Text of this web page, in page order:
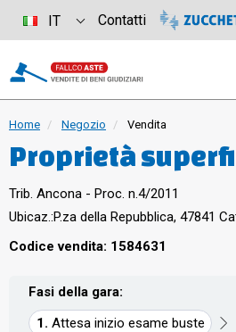
Home Negozio Vendita
Proprietà
di novantanove
alla scadenza
identificato con
Cattolica
Trib. Ancona - Proc. n.4/2011
Ubicaz.:P.za della Repubblica, 47841
Codice vendita: 1584631
Fasi della gara:
Attesa inizio esame buste
IT Contatti